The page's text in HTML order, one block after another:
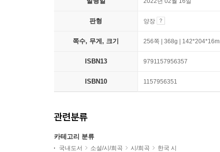
판형 양장
쪽수, 무게, 크기 256쪽 | 368g |
ISBN13 9791157956357
ISBN10 1157956351
관련분류
카테고리 분류
국내도서 소설/시/희곡 시/희곡 한국 시